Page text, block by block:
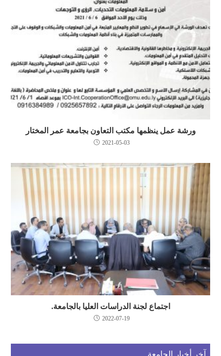
ورشة عمل ينظمها مكتب التعاون بجامعة عمر المختار
2021-05-03
اجتماع لجنة الدراسات العليا بالجامعة.
2022-07-19